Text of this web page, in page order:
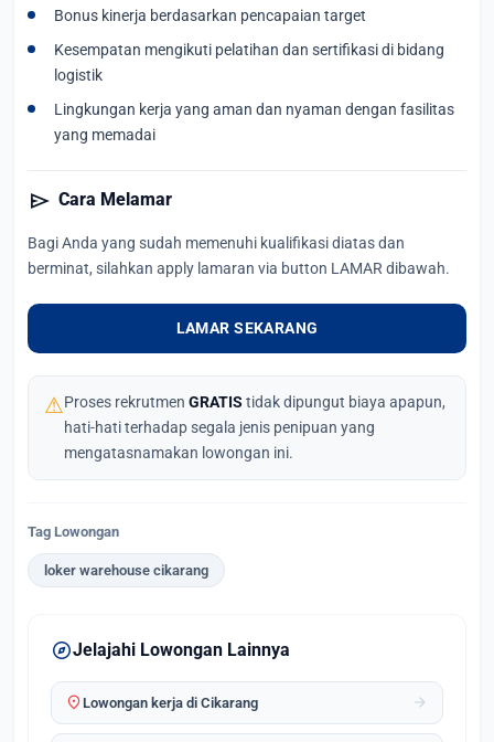
Bonus kinerja berdasarkan pencapaian target
Kesempatan mengikuti pelatihan dan sertifikasi di bidang
logistik
Lingkungan kerja yang aman dan nyaman dengan fasilitas
yang memadai
send Cara Melamar
Bagi Anda yang sudah memenuhi kualifikasi diatas dan
berminat, silahkan apply lamaran via button LAMAR dibawah.
LAMAR SEKARANG
⚠Proses rekrutmen GRATIS tidak dipungut biaya apapun,
hati-hati terhadap segala jenis penipuan yang
mengatasnamakan lowongan ini.
Tag Lowongan
loker warehouse cikarang
exploreJelajahi Lowongan Lainnya
location_onLowongan kerja di Cikarang arrow_forward